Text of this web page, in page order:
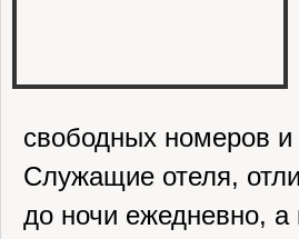
свободных номеров
Служащие отеля,
до ночи ежедневно,